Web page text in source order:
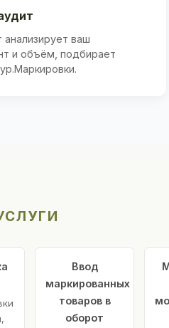
анализирует ваш
и объём, подбирает
Ввод
маркированных
товаров в
оборот